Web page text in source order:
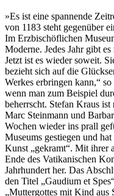
»Es ist eine spannende
von 1183 steht gegenüber
Im Erzbischöflichen
Moderne. Jedes Jahr gibt
Jetzt ist es wieder soweit.
bezieht sich auf die
Werkes erbringen kann,“
wenn man zum Beispiel
beherrscht. Stefan Kraus
Marc Steinmann und
Wochen wieder ins prall
Museums gestiegen und
Kunst „gekramt“. Mit ihrer
Ende des Vatikanischen
Jahrhundert her. Das
den Titel „Gaudium et
„Muttergottes mit Kind